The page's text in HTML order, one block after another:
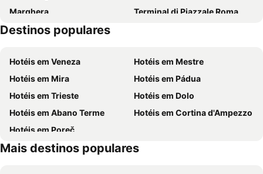
Marghera
Terminal di Piazzale Roma
Grande Canal
Aeroporto Treviso
Porto Marghera
Santa Croce
San Polo
Giudecca
Palácio Ducal
Veneto Designer Outlet
Abbazia Benedettina di Santa Maria in Sylvis
Pordenone Fiere
Santuario della Madonna del Ramoncello
Torre di Fine
Destinos populares
Hotéis em Veneza
Hotéis em Mestre
Hotéis em Mira
Hotéis em Pádua
Hotéis em Trieste
Hotéis em Dolo
Hotéis em Abano Terme
Hotéis em Cortina d'Ampezzo
Hotéis em Poreč
Mais destinos populares